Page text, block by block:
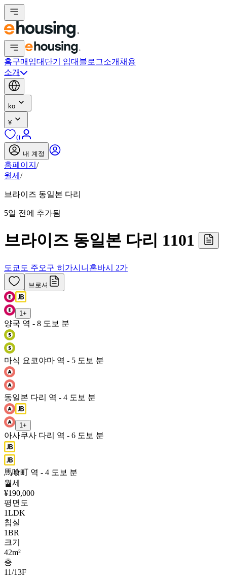
홈구매 임대 단기 임대 블로그소개 채용
소개
ko
¥
0
내 계정
홈페이지 /
월세 /
브라이즈 동일본 다리
5일 전에 추가됨
브라이즈 동일본 다리 1101
도쿄도 주오구 히가시니혼바시 2가
브로셔
1 +
양국 역 - 8 도보 분
마식 요코야마 역 - 5 도보 분
동일본 다리 역 - 4 도보 분
1 +
아사쿠사 다리 역 - 6 도보 분
馬喰町 역 - 4 도보 분
월세
¥190,000
평면도
1LDK
침실
1BR
크기
42m²
층
11/13F